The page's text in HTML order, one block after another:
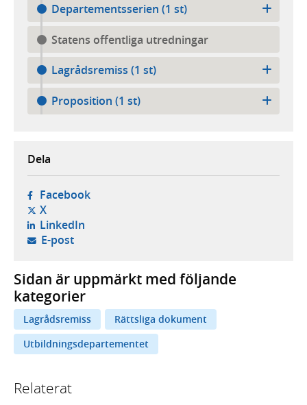
Departementsserien (1 st)
Statens offentliga utredningar
Lagrådsremiss (1 st)
Proposition (1 st)
Dela
Facebook- öppnas i ny flik, extern webbplats,
X- öppnas i ny flik, extern webbplats,
LinkedIn- öppnas i ny flik, extern webbplats,
E-post- öppnar din e-postklient,
Sidan är uppmärkt med följande
kategorier
Lagrådsremiss
Rättsliga dokument
Utbildningsdepartementet
Relaterat